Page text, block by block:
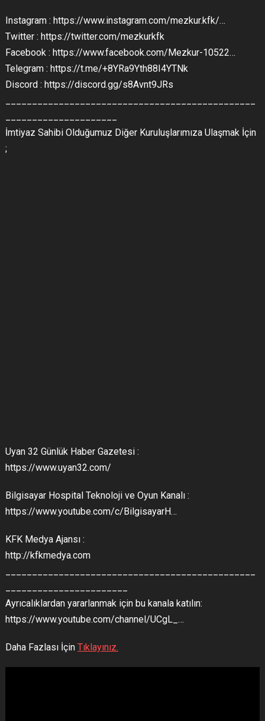
Instagram : https://www.instagram.com/mezkur.kfk/…
Twitter : https://twitter.com/mezkurkfk
Facebook : https://www.facebook.com/Mezkur-10522…
Telegram : https://t.me/+8YRa9Yth88I4YTNk
Discord : https://discord.gg/s8Avnt9JRs
İmtiyaz Sahibi Olduğumuz Diğer Kuruluşlarımıza Ulaşmak İçin
;
Uyan 32 Günlük Haber Gazetesi :
https://www.uyan32.com/
Bilgisayar Hospital Teknoloji ve Oyun Kanalı :
https://www.youtube.com/c/BilgisayarH…
KFK Medya Ajansı :
http://kfkmedya.com
Ayrıcalıklardan yararlanmak için bu kanala katılın:
https://www.youtube.com/channel/UCgL_…
Daha Fazlası İçin Tıklayınız.